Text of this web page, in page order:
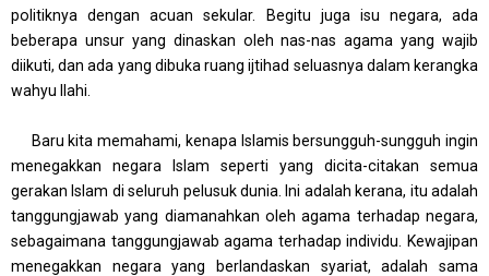
politiknya dengan acuan sekular. Begitu juga isu negara, ada
beberapa unsur yang dinaskan oleh nas-nas agama yang wajib
diikuti, dan ada yang dibuka ruang ijtihad seluasnya dalam kerangka
wahyu Ilahi.
Baru kita memahami, kenapa Islamis bersungguh-sungguh ingin
menegakkan negara Islam seperti yang dicita-citakan semua
gerakan Islam di seluruh pelusuk dunia. Ini adalah kerana, itu adalah
tanggungjawab yang diamanahkan oleh agama terhadap negara,
sebagaimana tanggungjawab agama terhadap individu. Kewajipan
menegakkan negara yang berlandaskan syariat, adalah sama